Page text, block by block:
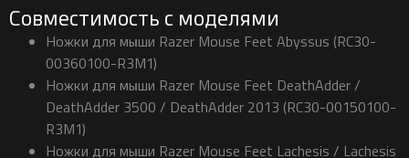
Совместимость с моделями
Ножки для мыши Razer Mouse Feet Abyssus (RC30-
00360100-R3M1)
Ножки для мыши Razer Mouse Feet DeathAdder /
DeathAdder 3500 / DeathAdder 2013 (RC30-00150100-
R3M1)
Ножки для мыши Razer Mouse Feet Lachesis / Lachesis